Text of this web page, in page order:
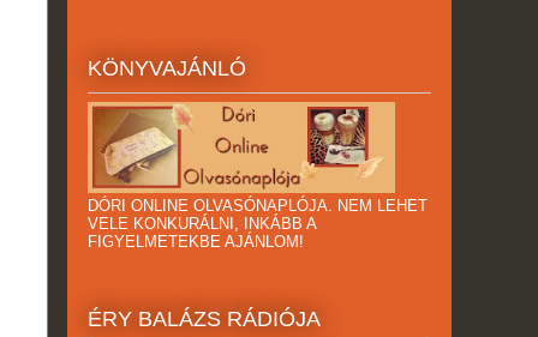
KÖNYVAJÁNLÓ
DÓRI ONLINE OLVASÓNAPLÓJA. NEM LEHET
VELE KONKURÁLNI, INKÁBB A
FIGYELMETEKBE AJÁNLOM!
ÉRY BALÁZS RÁDIÓJA